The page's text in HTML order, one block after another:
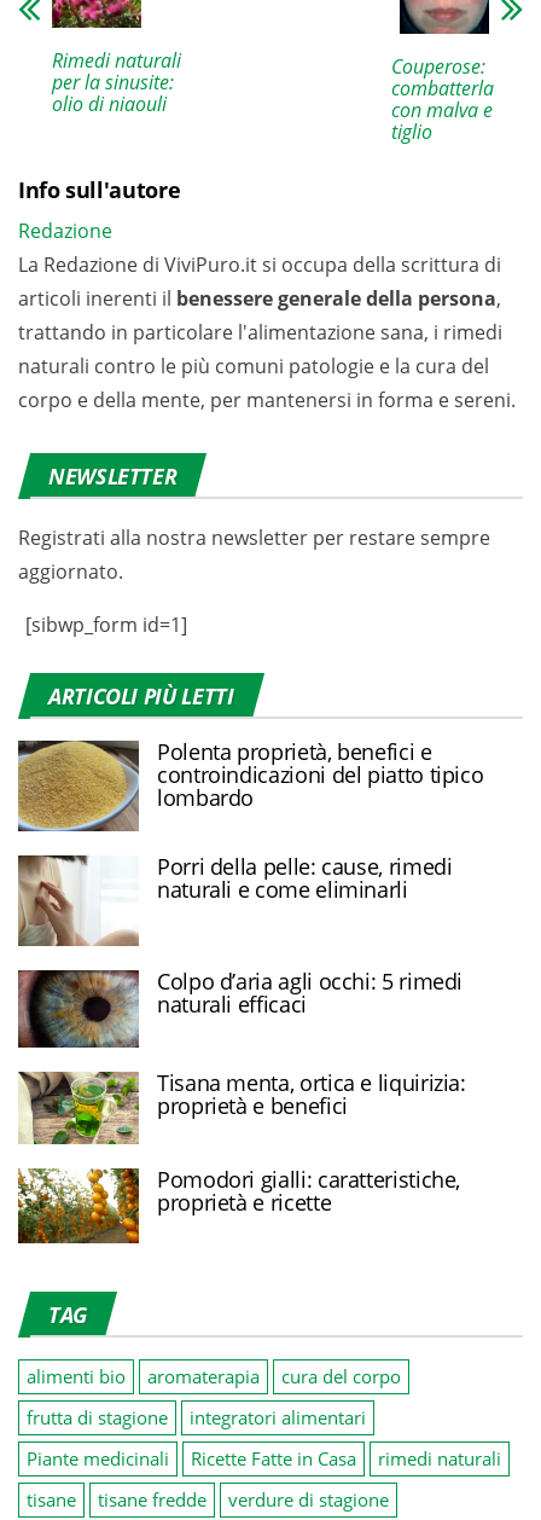
Rimedi naturali
per la sinusite:
olio di niaouli
Couperose:
combatterla
con malva e
tiglio
Info sull'autore
Redazione
La Redazione di ViviPuro.it si occupa della scrittura di
articoli inerenti il benessere generale della persona,
trattando in particolare l'alimentazione sana, i rimedi
naturali contro le più comuni patologie e la cura del
corpo e della mente, per mantenersi in forma e sereni.
NEWSLETTER
Registrati alla nostra newsletter per restare sempre
aggiornato.
[sibwp_form id=1]
ARTICOLI PIÙ LETTI
Polenta proprietà, benefici e
controindicazioni del piatto tipico
lombardo
Porri della pelle: cause, rimedi
naturali e come eliminarli
Colpo d’aria agli occhi: 5 rimedi
naturali efficaci
Tisana menta, ortica e liquirizia:
proprietà e benefici
Pomodori gialli: caratteristiche,
proprietà e ricette
TAG
alimenti bio aromaterapia
cura del corpo
frutta di stagione
integratori alimentari
Piante medicinali
Ricette Fatte in Casa
rimedi naturali
tisane
tisane fredde verdure di stagione